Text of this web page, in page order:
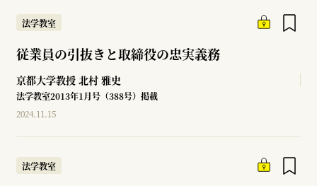
法学教室
従業員の引抜きと取締役の忠実義務
京都大学教授 北村 雅史
法学教室2013年1月号（388号）掲載
2024.11.15
法学教室